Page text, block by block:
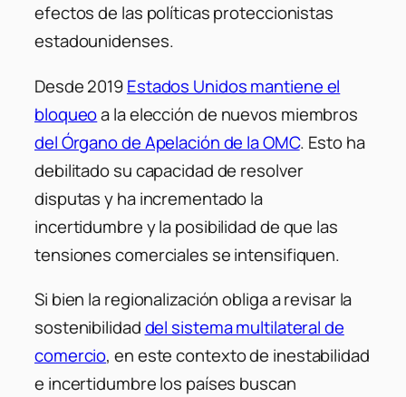
efectos de las políticas proteccionistas
estadounidenses.
Desde 2019Estados Unidos mantiene el
bloqueoa la elección de nuevos miembros
del Órgano de Apelación de la OMC. Esto ha
debilitado su capacidad de resolver
disputas y ha incrementado la
incertidumbre y la posibilidad de que las
tensiones comerciales se intensifiquen.
Si bien la regionalización obliga a revisar la
sostenibilidaddel sistema multilateral de
comercio, en este contexto de inestabilidad
e incertidumbre los países buscan